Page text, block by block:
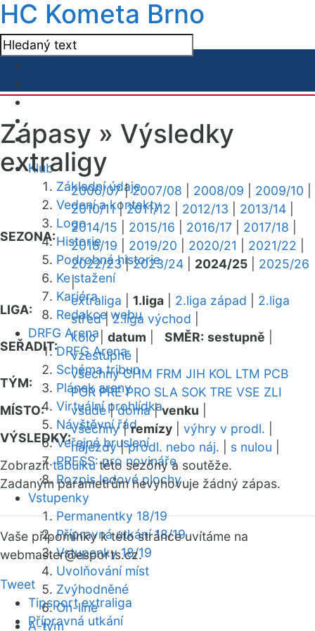
HC Kometa Brno
Klub
Základní údaje
Vedení a kontakty
Logo
Historie
Podrobná historie
Ke stažení
Kariéra
Redakce webu
DRFG Arena
DRFG Arena
Schéma tribun
Plánek areny
Virtuální prohlídka
Návštěvní řád
Veřejné bruslení
PRESS: pro novináře
Rozpis ledové plochy
Vstupenky
Permanentky 18/19
Přípravná utkání 18/19
Vstupenky 18/19
Uvolňování míst
Zvýhodněné
On-line
A-tým
Zápasy » Výsledky
extraligy
SEZONA:
2006/07|2007/08 2008/09 2009/10
2010/11|2011/12 2012/13 2013/14
2014/15
2015/16 2016/17 2017/18
2018/19
2019/20 2020/21 2021/22
2022/23|2023/24 2024/25
2025/26
|
LIGA:
extraliga 1.liga 2.liga západ
2.liga
střed|2.liga východ
SEŘADIT:
kolo| datum SMĚR: sestupně
vzestupně
TÝM:
všechny CHM FRM JIH KOL LTM PCB
POR PRE PRO SLA SOK TRE VSE ZLI
MÍSTO:
všude|doma|venku
VÝSLEDKY:
všechny|remízy výhry v prodl.
nájezdy|prodl. nebo náj. s nulou
Zobrazittabulkutéto sezóny a soutěže.
Zadaným parametrům nevyhovuje žádný zápas.
Vaše připomínky k této stránce uvítáme na
webmaster@esports.cz.
Tweet
Tipsport extraliga
Přípravná utkání